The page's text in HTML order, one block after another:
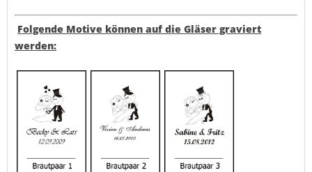
Folgende Motive können auf die Gläser graviert
werden: